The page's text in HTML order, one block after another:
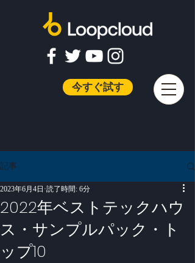
今すぐ試す
記事
2022年ベストテックハウ
ス・サンプルパック・ト
ップ10
2023年6月4日 読了時間: 6分